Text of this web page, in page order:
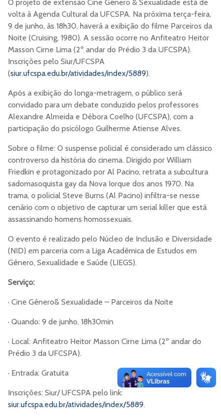
O projeto de extensão Cine Gênero & Sexualidade está de
volta à Agenda Cultural da UFCSPA. Na próxima terça-feira,
9 de junho, às 18h30, haverá a exibição do filme Parceiros da
Noite (Cruising, 1980). A sessão ocorre no Anfiteatro Heitor
Masson Cirne Lima (2º andar do Prédio 3 da UFCSPA).
Inscrições pelo Siur/UFCSPA
(siur.ufcspa.edu.br/atividades/index/5889).
Após a exibição do longa-metragem, o público será
convidado para um debate conduzido pelos professores
Alexandre Almeida e Débora Coelho (UFCSPA), com a
participação do psicólogo Guilherme Atiense Alves.
Sobre o filme: O suspense policial é considerado um clássico
controverso da história do cinema. Dirigido por William
Friedkin e protagonizado por Al Pacino, retrata a subcultura
sadomasoquista gay da Nova Iorque dos anos 1970. Na
trama, o policial Steve Burns (Al Pacino) infiltra-se nesse
cenário com o objetivo de capturar um serial killer que está
assassinando homens homossexuais.
O evento é realizado pelo Núcleo de Inclusão e Diversidade
(NID) em parceria com a Liga Acadêmica de Estudos em
Gênero, Sexualidade e Saúde (LIEGS).
Serviço:
· Cine Gênero& Sexualidade – Parceiros da Noite
· Quando: 9 de junho, 18h30min
· Local: Anfiteatro Heitor Masson Cirne Lima (2º andar do
Prédio 3 da UFCSPA).
· Entrada: Gratuita
Inscrições: Siur/ UFCSPA pelo link:
siur.ufcspa.edu.br/atividades/index/5889.